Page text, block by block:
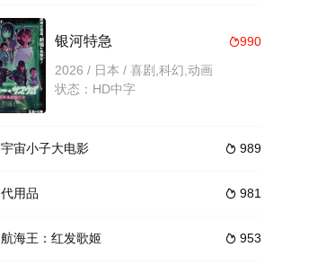
990
银河特急
2026 / 日本 / 喜剧,科幻,动画
状态：HD中字
 989
宇宙小子大电影
 981
代用品
 953
航海王：红发歌姬